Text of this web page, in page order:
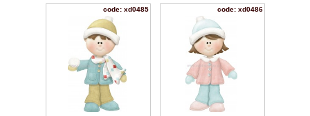
code: xd0485 code: xd0486